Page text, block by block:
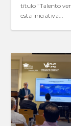
título "Talento
esta iniciativa...